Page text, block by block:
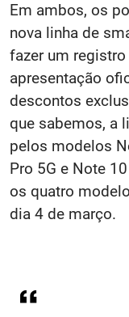
Em ambos, os
nova linha de
fazer um
apresentação
descontos
que sabemos, a
pelos modelos
Pro 5G e Note
os quatro
dia 4 de março.